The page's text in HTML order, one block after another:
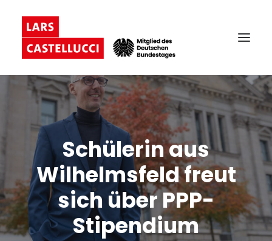
Schülerin aus
Wilhelmsfeld freut
sich über PPP-
Stipendium